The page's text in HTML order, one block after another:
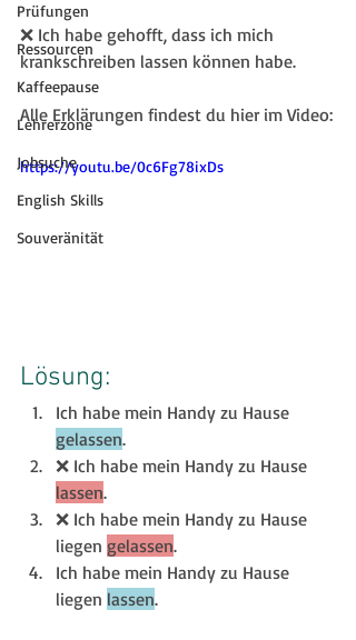
Prüfungen
Ressourcen
Kaffeepause
Lehrerzone
Jobsuche
English Skills
Souveränität
❌ Ich habe gehofft, dass ich mich
krankschreiben lassen können habe.
Alle Erklärungen findest du hier im Video:
https://youtu.be/0c6Fg78ixDs
Lösung:
Ich habe mein Handy zu Hause
gelassen.
❌ Ich habe mein Handy zu Hause
lassen.
❌ Ich habe mein Handy zu Hause
liegen gelassen.
Ich habe mein Handy zu Hause
liegen lassen.